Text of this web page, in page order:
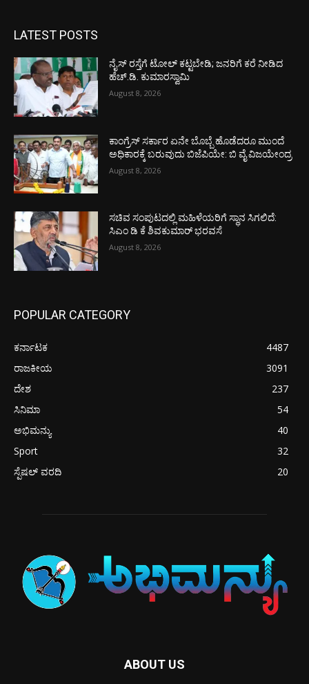
LATEST POSTS
ನೈಸ್ ರಸ್ತೆಗೆ ಟೋಲ್ ಕಟ್ಟಬೇಡಿ; ಜನರಿಗೆ ಕರೆ ನೀಡಿದ
ಹೆಚ್.ಡಿ. ಕುಮಾರಸ್ವಾಮಿ
August 8, 2026
ಕಾಂಗ್ರೆಸ್ ಸರ್ಕಾರ ಏನೇ ಬೊಬ್ಬೆ ಹೊಡೆದರೂ ಮುಂದೆ
ಅಧಿಕಾರಕ್ಕೆ ಬರುವುದು ಬಿಜೆಪಿಯೇ: ಬಿ ವೈ ವಿಜಯೇಂದ್ರ
August 8, 2026
ಸಚಿವ ಸಂಪುಟದಲ್ಲಿ ಮಹಿಳೆಯರಿಗೆ ಸ್ಥಾನ ಸಿಗಲಿದೆ:
ಸಿಎಂ ಡಿ ಕೆ ಶಿವಕುಮಾರ್ ಭರವಸೆ
August 8, 2026
POPULAR CATEGORY
ಕರ್ನಾಟಕ
4487
ರಾಜಕೀಯ
3091
ದೇಶ
237
ಸಿನಿಮಾ
54
ಅಭಿಮನ್ಯು
40
Sport
32
ಸ್ಪೆಷಲ್ ವರದಿ
20
ABOUT US